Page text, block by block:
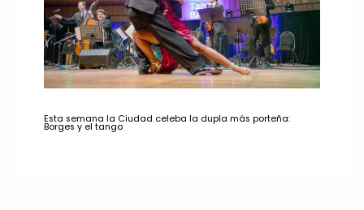
Esta semana la Ciudad celeba la dupla más porteña:
Borges y el tango